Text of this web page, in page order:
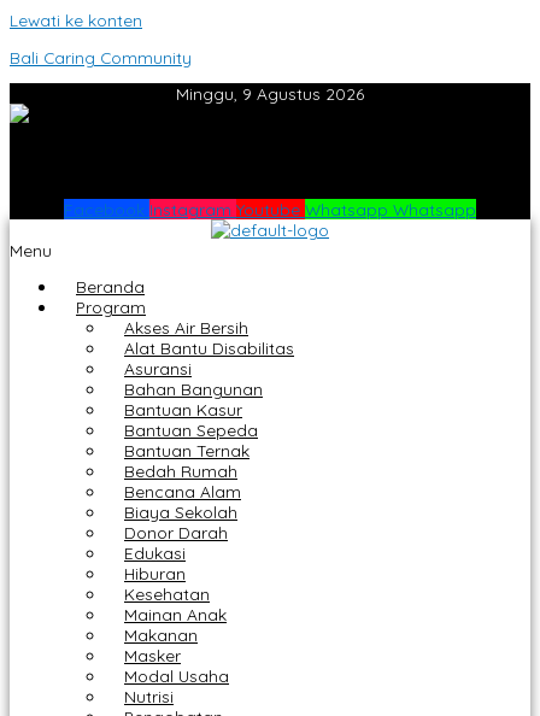
Lewati ke konten
Bali Caring Community
Minggu, 9 Agustus 2026
Facebook Instagram Youtube Whatsapp Whatsapp
Menu
Beranda
Program
Akses Air Bersih
Alat Bantu Disabilitas
Asuransi
Bahan Bangunan
Bantuan Kasur
Bantuan Sepeda
Bantuan Ternak
Bedah Rumah
Bencana Alam
Biaya Sekolah
Donor Darah
Edukasi
Hiburan
Kesehatan
Mainan Anak
Makanan
Masker
Modal Usaha
Nutrisi